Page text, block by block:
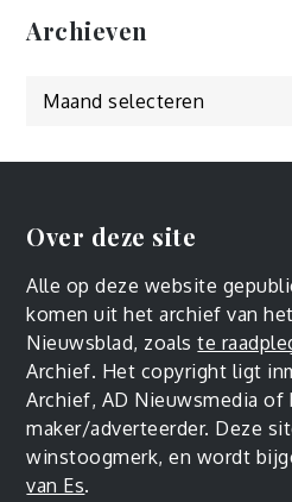
Archieven
Over deze site
Alle op deze website
komen uit het archief van
Nieuwsblad, zoalste
Archief. Het copyright ligt
Archief, AD Nieuwsmedia of
maker/adverteerder. Deze
winstoogmerk, en wordt
van Es.